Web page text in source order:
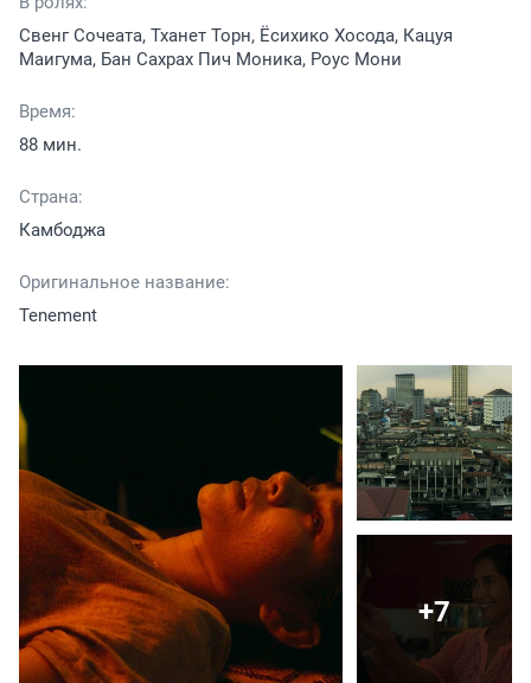
Свенг Сочеата, Тханет Торн, Ёсихико Хосода, Кацуя
Маигума, Бан Сахрах Пич Моника, Роус Мони
Время:
88 мин.
Страна:
Камбоджа
Оригинальное название:
Tenement
+7